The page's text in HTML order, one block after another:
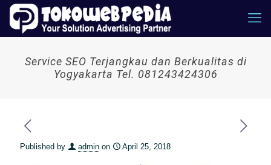
Service SEO Terjangkau dan Berkualitas di
Yogyakarta Tel. 081243424306
Published by admin on April 25, 2018